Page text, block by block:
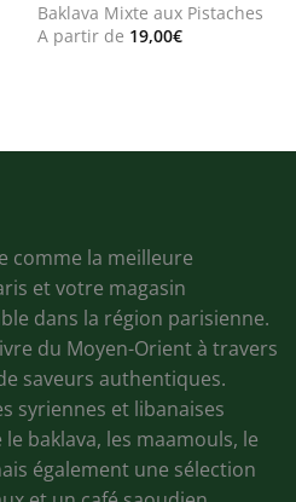
Baklava Mixte aux Pistaches
A partir de 19,00€
comme la meilleure
et votre magasin
dans la région parisienne.
du Moyen-Orient à travers
saveurs authentiques.
syriennes et libanaises
baklava, les maamouls, le
également une sélection